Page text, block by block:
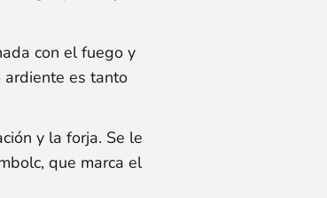
con el fuego y
ardiente es tanto
y la forja. Se le
que marca el